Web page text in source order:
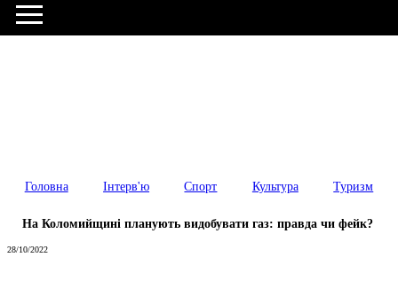
Головна Інтерв'ю Спорт Культура Туризм
На Коломийщині планують видобувати газ: правда чи фейк?
28/10/2022